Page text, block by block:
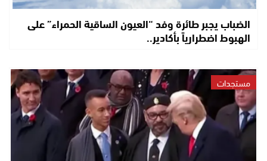
الضباب يجبر طائرة وفد “العيون الساقية الحمراء” على
الهبوط اضطرارياً بأكادير..
مستجدات